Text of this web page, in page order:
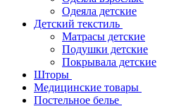
Одеяла детские
Детский текстиль
Матрасы детские
Подушки детские
Покрывала детские
Шторы
Медицинские товары
Постельное белье